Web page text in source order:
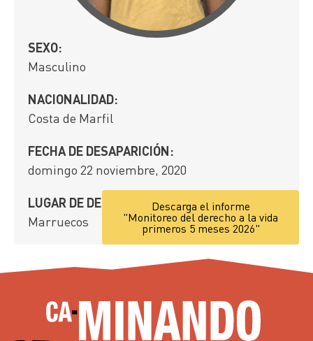
SEXO:
Masculino
NACIONALIDAD:
Costa de Marfil
FECHA DE DESAPARICIÓN:
domingo 22 noviembre, 2020
LUGAR DE DESAPARICIÓN:
Marruecos
Descarga el informe
"Monitoreo del derecho a la vida
primeros 5 meses 2026"